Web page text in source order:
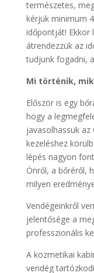
természetes,
kérjük minimum
időpontját! Ekkor
átrendezzük az
tudjunk fogadni,
Mi történik,
Először is egy
hogy a
javasolhassuk az
kezeléshez
lépés nagyon
Önről, a bőréről,
milyen
Vendégeinkről
jelentősége a
professzionális
A kozmetikai
vendég